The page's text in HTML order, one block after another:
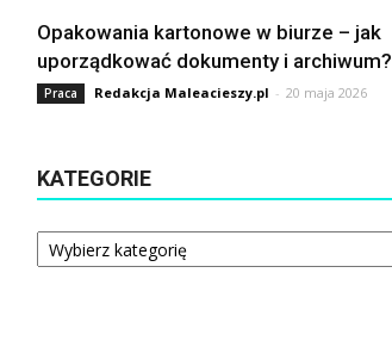
Opakowania kartonowe w biurze – jak
uporządkować dokumenty i archiwum?
Praca Redakcja Maleacieszy.pl - 20 maja 2026
KATEGORIE
Kategorie